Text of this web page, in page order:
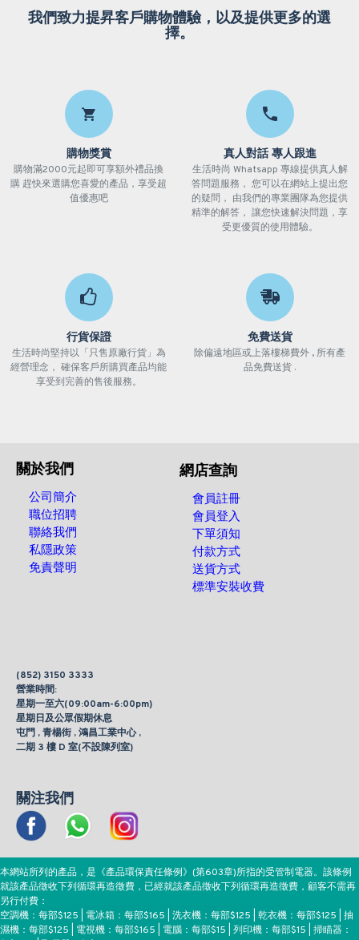
我們致力提昇客戶購物體驗，以及提供更多的選
擇。
購物獎賞
購物滿2000元起即可享額外禮品換
購 趕快來選購您喜愛的產品，享受超
值優惠吧
真人對話 專人跟進
生活時尚 Whatsapp 專線提供真人解
答問題服務， 您可以在網站上提出您
的疑問， 由我們的專業團隊為您提供
精準的解答， 讓您快速解決問題，享
受更優質的使用體驗。
行貨保證
生活時尚堅持以「只售原廠行貨」為
經營理念， 確保客戶所購買產品均能
享受到完善的售後服務。
免費送貨
除偏遠地區或上落樓梯費外 , 所有產
品免費送貨 .
關於我們
公司簡介
職位招聘
聯絡我們
私隱政策
免責聲明
網店查詢
會員註冊
會員登入
下單須知
付款方式
送貨方式
標準安裝收費
(852) 3150 3333
營業時間:
星期一至六(09:00am-6:00pm)
星期日及公眾假期休息
屯門 , 青楊街 , 鴻昌工業中心 ,
二期 3 樓 D 室(不設陳列室)
關注我們
本網站所列的產品，是《產品環保責任條例》(第603章)所指的受管制電器。該條例
就該產品徵收下列循環再造徵費，已經就該產品徵收下列循環再造徵費，顧客不需再
另行付費：
空調機：每部$125 | 電冰箱：每部$165 | 洗衣機：每部$125 | 乾衣機：每部$125 | 抽
濕機：每部$125 | 電視機：每部$165 | 電腦：每部$15 | 列印機：每部$15 | 掃瞄器：